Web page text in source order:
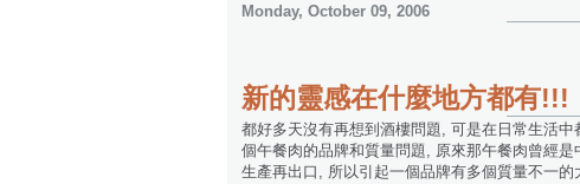
Monday, October 09, 2006
新的靈感在什麼地方都有!!!
都好多天沒有再想到酒樓問題, 可是在日常生活
個午餐肉的品牌和質量問題, 原來那午餐肉曾經
生產再出口, 所以引起一個品牌有多個質量不一的